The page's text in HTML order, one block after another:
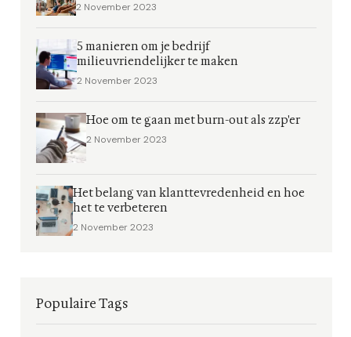
2 November 2023
5 manieren om je bedrijf
milieuvriendelijker te maken
2 November 2023
Hoe om te gaan met burn-out als zzp'er
2 November 2023
Het belang van klanttevredenheid en hoe
het te verbeteren
2 November 2023
Populaire Tags